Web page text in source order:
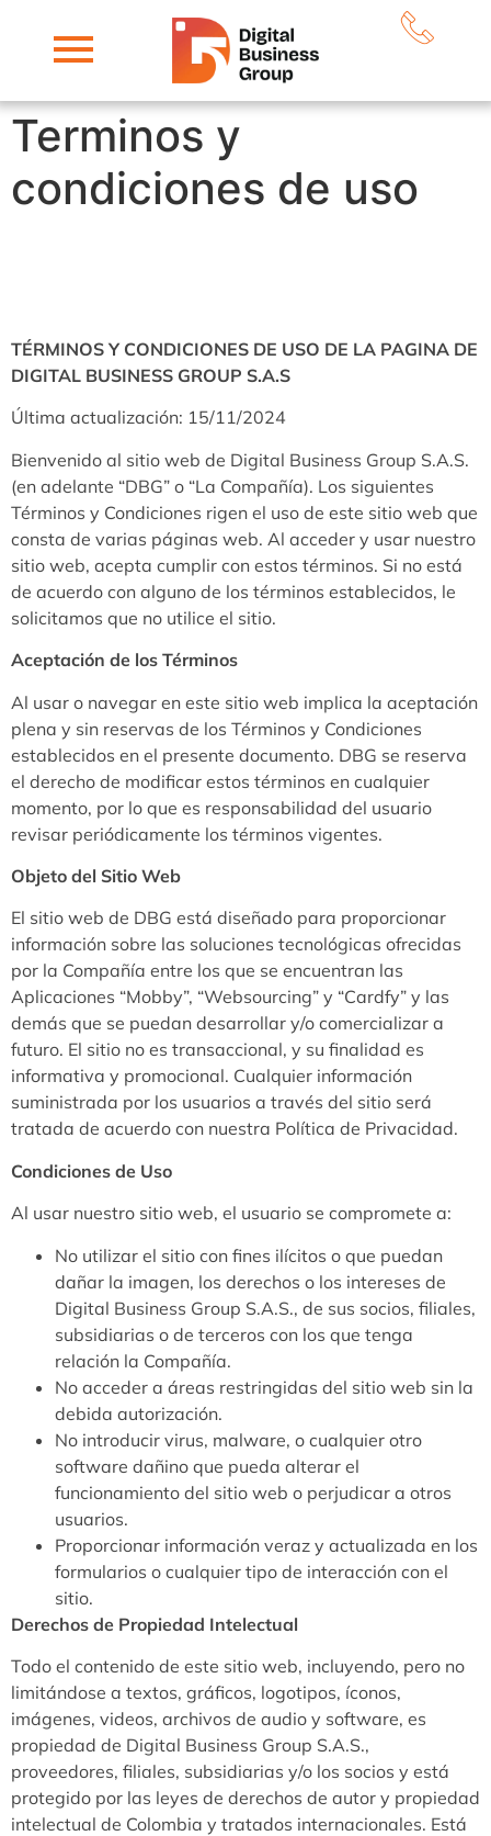
Terminos y
condiciones de uso
TÉRMINOS Y CONDICIONES DE USO DE LA PAGINA DE
DIGITAL BUSINESS GROUP S.A.S
Última actualización: 15/11/2024
Bienvenido al sitio web de Digital Business Group S.A.S.
(en adelante “DBG” o “La Compañía). Los siguientes
Términos y Condiciones rigen el uso de este sitio web que
consta de varias páginas web. Al acceder y usar nuestro
sitio web, acepta cumplir con estos términos. Si no está
de acuerdo con alguno de los términos establecidos, le
solicitamos que no utilice el sitio.
Aceptación de los Términos
Al usar o navegar en este sitio web implica la aceptación
plena y sin reservas de los Términos y Condiciones
establecidos en el presente documento. DBG se reserva
el derecho de modificar estos términos en cualquier
momento, por lo que es responsabilidad del usuario
revisar periódicamente los términos vigentes.
Objeto del Sitio Web
El sitio web de DBG está diseñado para proporcionar
información sobre las soluciones tecnológicas ofrecidas
por la Compañía entre los que se encuentran las
Aplicaciones “Mobby”, “Websourcing” y “Cardfy” y las
demás que se puedan desarrollar y/o comercializar a
futuro. El sitio no es transaccional, y su finalidad es
informativa y promocional. Cualquier información
suministrada por los usuarios a través del sitio será
tratada de acuerdo con nuestra Política de Privacidad.
Condiciones de Uso
Al usar nuestro sitio web, el usuario se compromete a:
No utilizar el sitio con fines ilícitos o que puedan
dañar la imagen, los derechos o los intereses de
Digital Business Group S.A.S., de sus socios, filiales,
subsidiarias o de terceros con los que tenga
relación la Compañía.
No acceder a áreas restringidas del sitio web sin la
debida autorización.
No introducir virus, malware, o cualquier otro
software dañino que pueda alterar el
funcionamiento del sitio web o perjudicar a otros
usuarios.
Proporcionar información veraz y actualizada en los
formularios o cualquier tipo de interacción con el
sitio.
Derechos de Propiedad Intelectual
Todo el contenido de este sitio web, incluyendo, pero no
limitándose a textos, gráficos, logotipos, íconos,
imágenes, videos, archivos de audio y software, es
propiedad de Digital Business Group S.A.S.,
proveedores, filiales, subsidiarias y/o los socios y está
protegido por las leyes de derechos de autor y propiedad
intelectual de Colombia y tratados internacionales. Está